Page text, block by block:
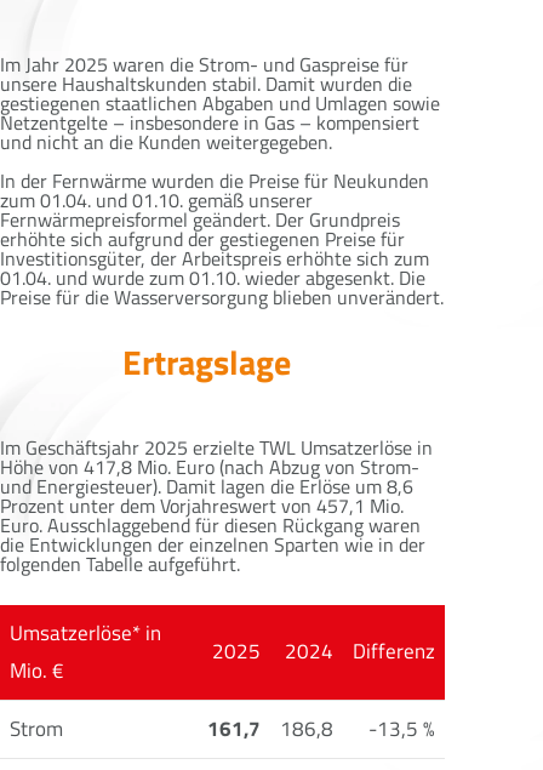
Im Jahr 2025 waren die Strom- und Gaspreise für
unsere Haushaltskunden stabil. Damit wurden die
gestiegenen staatlichen Abgaben und Umlagen sowie
Netzentgelte – insbesondere in Gas – kompensiert
und nicht an die Kunden weitergegeben.
In der Fernwärme wurden die Preise für Neukunden
zum 01.04. und 01.10. gemäß unserer
Fernwärmepreisformel geändert. Der Grundpreis
erhöhte sich aufgrund der gestiegenen Preise für
Investitionsgüter, der Arbeitspreis erhöhte sich zum
01.04. und wurde zum 01.10. wieder abgesenkt. Die
Preise für die Wasserversorgung blieben unverändert.
Ertragslage
Im Geschäftsjahr 2025 erzielte TWL Umsatzerlöse in
Höhe von 417,8 Mio. Euro (nach Abzug von Strom-
und Energiesteuer). Damit lagen die Erlöse um 8,6
Prozent unter dem Vorjahreswert von 457,1 Mio.
Euro. Ausschlaggebend für diesen Rückgang waren
die Entwicklungen der einzelnen Sparten wie in der
folgenden Tabelle aufgeführt.
Umsatzerlöse* in
Mio. €
2025 2024 Differenz
Strom 161,7 186,8
-13,5 %